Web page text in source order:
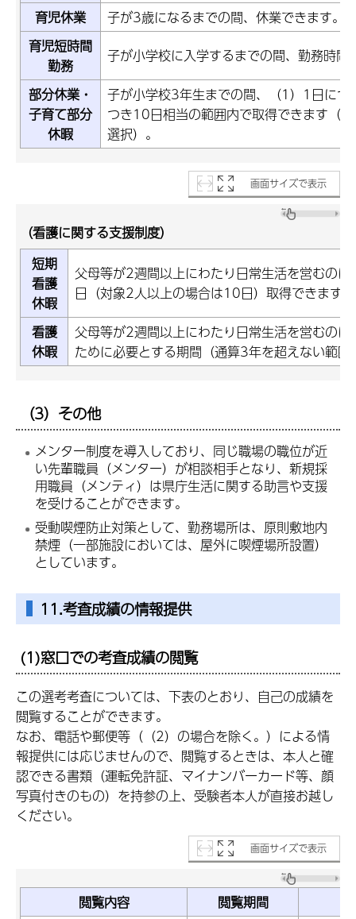
育児休業
子が3歳になるまでの間、休業できます。
育児短時間
勤務
子が小学校に入学するまでの間、勤務時間
部分休業・
子育て部分
休暇
子が小学校3年生までの間、（1）1日に
つき10日相当の範囲内で取得できます（
選択）。
画面サイズで表示
（看護に関する支援制度）
短期
看護
休暇
父母等が2週間以上にわたり日常生活を営むの
日（対象2人以上の場合は10日）取得できます。
看護
休暇
父母等が2週間以上にわたり日常生活を営むの
ために必要とする期間（通算3年を超えない範
（3）その他
メンター制度を導入しており、同じ職場の職位が近
い先輩職員（メンター）が相談相手となり、新規採
用職員（メンティ）は県庁生活に関する助言や支援
を受けることができます。
受動喫煙防止対策として、勤務場所は、原則敷地内
禁煙（一部施設においては、屋外に喫煙場所設置）
としています。
11.考査成績の情報提供
(1)窓口での考査成績の閲覧
この選考考査については、下表のとおり、自己の成績を
閲覧することができます。
なお、電話や郵便等（（2）の場合を除く。）による情
報提供には応じませんので、閲覧するときは、本人と確
認できる書類（運転免許証、マイナンバーカード等、顔
写真付きのもの）を持参の上、受験者本人が直接お越し
ください。
画面サイズで表示
閲覧内容 閲覧期間